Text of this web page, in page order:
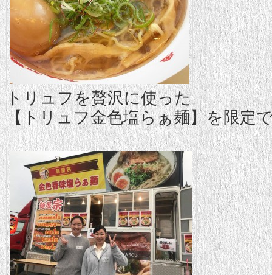
トリュフを贅沢に使った
【トリュフ金色塩らぁ麺】を限定